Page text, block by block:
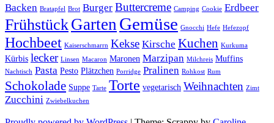
Backen Bratapfel Brot Burger Buttercreme Camping Cookie Erdbeer
FrühstückGarten Gemüse Gnocchi Hefe Hefezopf
Hochbeet Kaiserschmarrn Kekse Kirsche Kuchen Kurkuma
Kürbis lecker Linsen Macaron Maronen Marzipan Milchreis Muffins
Nachtisch Pasta Pesto Plätzchen Porridge Pralinen Rohkost Rum
Schokolade Suppe Tarte Torte vegetarisch Weihnachten Zimt
Zucchini Zwiebelkuchen